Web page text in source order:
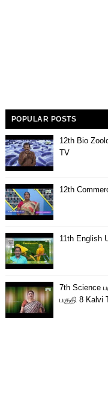
POPULAR POSTS
12th Bio
TV
12th
11th English
7th Science
பகுதி 8 Kalvi